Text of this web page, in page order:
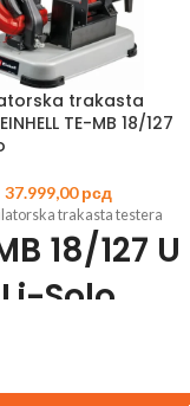
trakasta
TE-MB 18/127
37.999,00рсд
trakasta testera
18/127 U
Li-Solo
X-Change porodice